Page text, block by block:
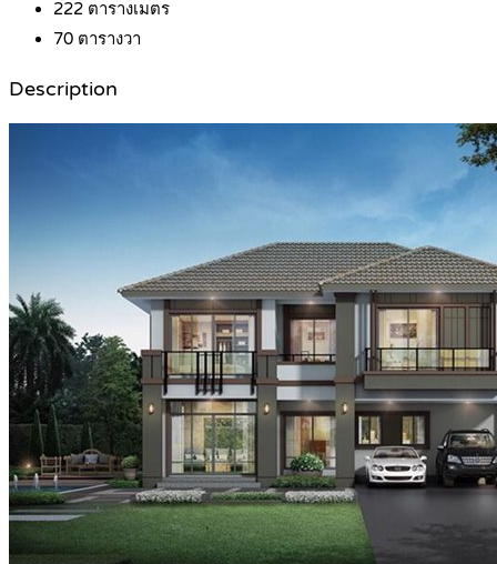
222 ตารางเมตร
70 ตารางวา
Description